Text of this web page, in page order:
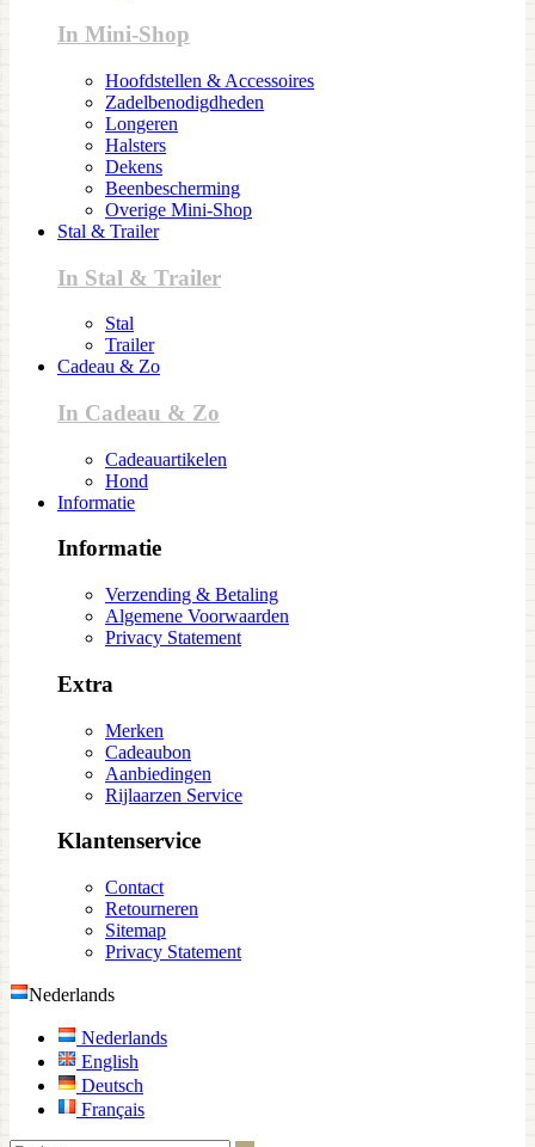
In Mini-Shop
Hoofdstellen & Accessoires
Zadelbenodigdheden
Longeren
Halsters
Dekens
Beenbescherming
Overige Mini-Shop
Stal & Trailer
In Stal & Trailer
Stal
Trailer
Cadeau & Zo
In Cadeau & Zo
Cadeauartikelen
Hond
Informatie
Informatie
Verzending & Betaling
Algemene Voorwaarden
Privacy Statement
Extra
Merken
Cadeaubon
Aanbiedingen
Rijlaarzen Service
Klantenservice
Contact
Retourneren
Sitemap
Privacy Statement
Nederlands
Nederlands
English
Deutsch
Français